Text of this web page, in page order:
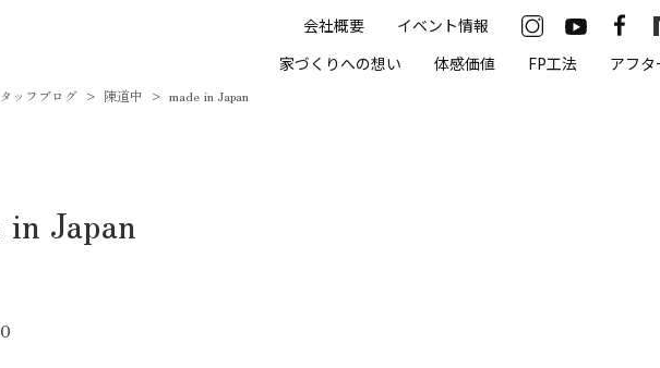
会社概要
イベント情報
家づくりへの想い
体感価値 FP工法 アフ
ッフブログ 陳道中 made in Japan
Japan